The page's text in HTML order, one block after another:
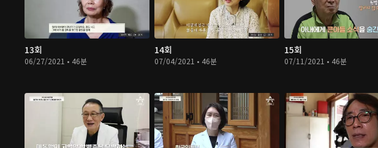
13회
06/27/2021 • 46분
14회
07/04/2021 • 46분
15회
07/11/2021 • 46분